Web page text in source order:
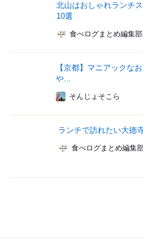
北山はおしゃれランチ
10選
食べログまとめ編集部
【京都】マニアックな
や...
そんじょそこら
ランチで訪れたい大徳
食べログまとめ編集